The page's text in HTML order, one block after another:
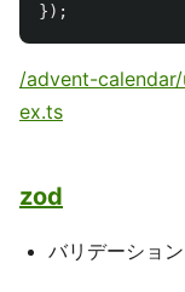
});
/advent-
ex.ts
zod
バリデーショ